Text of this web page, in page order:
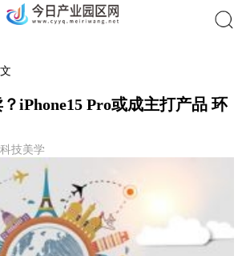
iPhone15 Pro或成主打产品 环
技美学